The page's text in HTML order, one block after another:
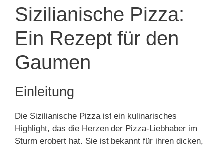
Sizilianische Pizza:
Ein Rezept für den
Gaumen
Einleitung
Die Sizilianische Pizza ist ein kulinarisches
Highlight, das die Herzen der Pizza-Liebhaber im
Sturm erobert hat. Sie ist bekannt für ihren dicken,